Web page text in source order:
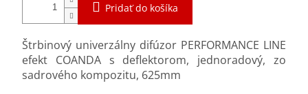
Pridať do košíka
Štrbinový univerzálny difúzor PERFORMANCE LINE
efekt COANDA s deflektorom, jednoradový, zo
sadrového kompozitu, 625mm